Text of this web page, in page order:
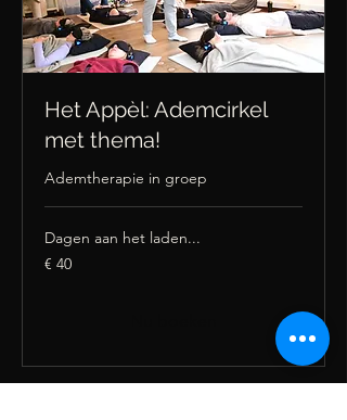
Het Appèl: Ademcirkel
met thema!
Ademtherapie in groep
Dagen aan het laden...
40
euro
€ 40